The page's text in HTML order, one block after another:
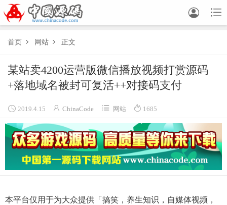


首页  网站  正文
某站卖4200运营版微信播放视频打赏源码
+落地域名被封可复活++对接码支付
 2019.4.15  ChinaCode  网站  1685
本平台仅用于为大众提供「搞笑，养生知识，自媒体视频，